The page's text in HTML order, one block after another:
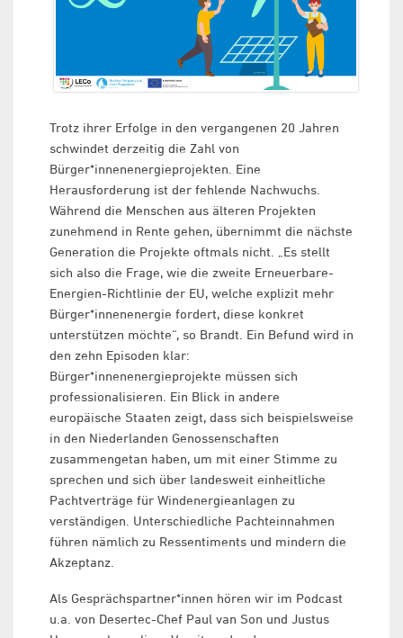
Trotz ihrer Erfolge in den vergangenen 20 Jahren
schwindet derzeitig die Zahl von
Bürger*innenenergieprojekten. Eine
Herausforderung ist der fehlende Nachwuchs.
Während die Menschen aus älteren Projekten
zunehmend in Rente gehen, übernimmt die nächste
Generation die Projekte oftmals nicht. „Es stellt
sich also die Frage, wie die zweite Erneuerbare-
Energien-Richtlinie der EU, welche explizit mehr
Bürger*innenenergie fordert, diese konkret
unterstützen möchte“, so Brandt. Ein Befund wird in
den zehn Episoden klar:
Bürger*innenenergieprojekte müssen sich
professionalisieren. Ein Blick in andere
europäische Staaten zeigt, dass sich beispielsweise
in den Niederlanden Genossenschaften
zusammengetan haben, um mit einer Stimme zu
sprechen und sich über landesweit einheitliche
Pachtverträge für Windenergieanlagen zu
verständigen. Unterschiedliche Pachteinnahmen
führen nämlich zu Ressentiments und mindern die
Akzeptanz.
Als Gesprächspartner*innen hören wir im Podcast
u.a. von Desertec-Chef Paul van Son und Justus